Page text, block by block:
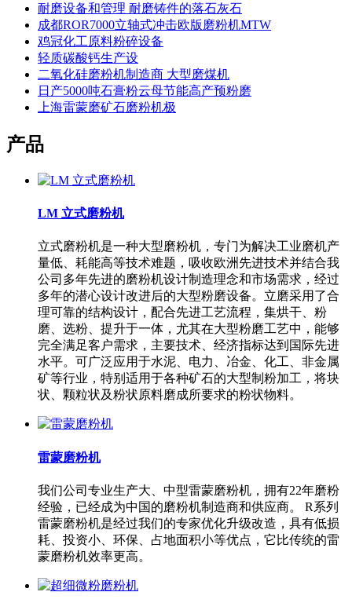
耐磨设备和管理 耐磨铸件的落石灰石
成都ROR7000立轴式冲击欧版磨粉机MTW
鸡冠化工原料粉碎设备
轻质碳酸钙生产设
二氧化硅磨粉机制造商 大型磨煤机
日产5000吨石膏粉云母节能高产预粉磨
上海雷蒙磨矿石磨粉机极
产品
LM 立式磨粉机
立式磨粉机是一种大型磨粉机，专门为解决工业磨机产
量低、耗能高等技术难题，吸收欧洲先进技术并结合我
公司多年先进的磨粉机设计制造理念和市场需求，经过
多年的潜心设计改进后的大型粉磨设备。立磨采用了合
理可靠的结构设计，配合先进工艺流程，集烘干、粉
磨、选粉、提升于一体，尤其在大型粉磨工艺中，能够
完全满足客户需求，主要技术、经济指标达到国际先进
水平。可广泛应用于水泥、电力、冶金、化工、非金属
矿等行业，特别适用于各种矿石的大型制粉加工，将块
状、颗粒状及粉状原料磨成所要求的粉状物料。
雷蒙磨粉机
我们公司专业生产大、中型雷蒙磨粉机，拥有22年磨粉
经验，已经成为中国的磨粉机制造商和供应商。 R系列
雷蒙磨粉机是经过我们的专家优化升级改造，具有低损
耗、投资小、环保、占地面积小等优点，它比传统的雷
蒙磨粉机效率更高。